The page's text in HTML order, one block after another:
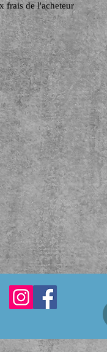
frais de l'acheteur